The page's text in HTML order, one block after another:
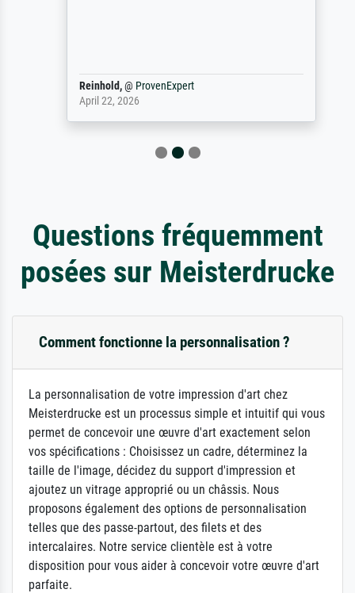
Reinhold,@ProvenExpert
April 22, 2026
Questions fréquemment
posées sur Meisterdrucke
Comment fonctionne la personnalisation ?
La personnalisation de votre impression d'art chez
Meisterdrucke est un processus simple et intuitif qui vous
permet de concevoir une œuvre d'art exactement selon
vos spécifications : Choisissez un cadre, déterminez la
taille de l'image, décidez du support d'impression et
ajoutez un vitrage approprié ou un châssis. Nous
proposons également des options de personnalisation
telles que des passe-partout, des filets et des
intercalaires. Notre service clientèle est à votre
disposition pour vous aider à concevoir votre œuvre d'art
parfaite.